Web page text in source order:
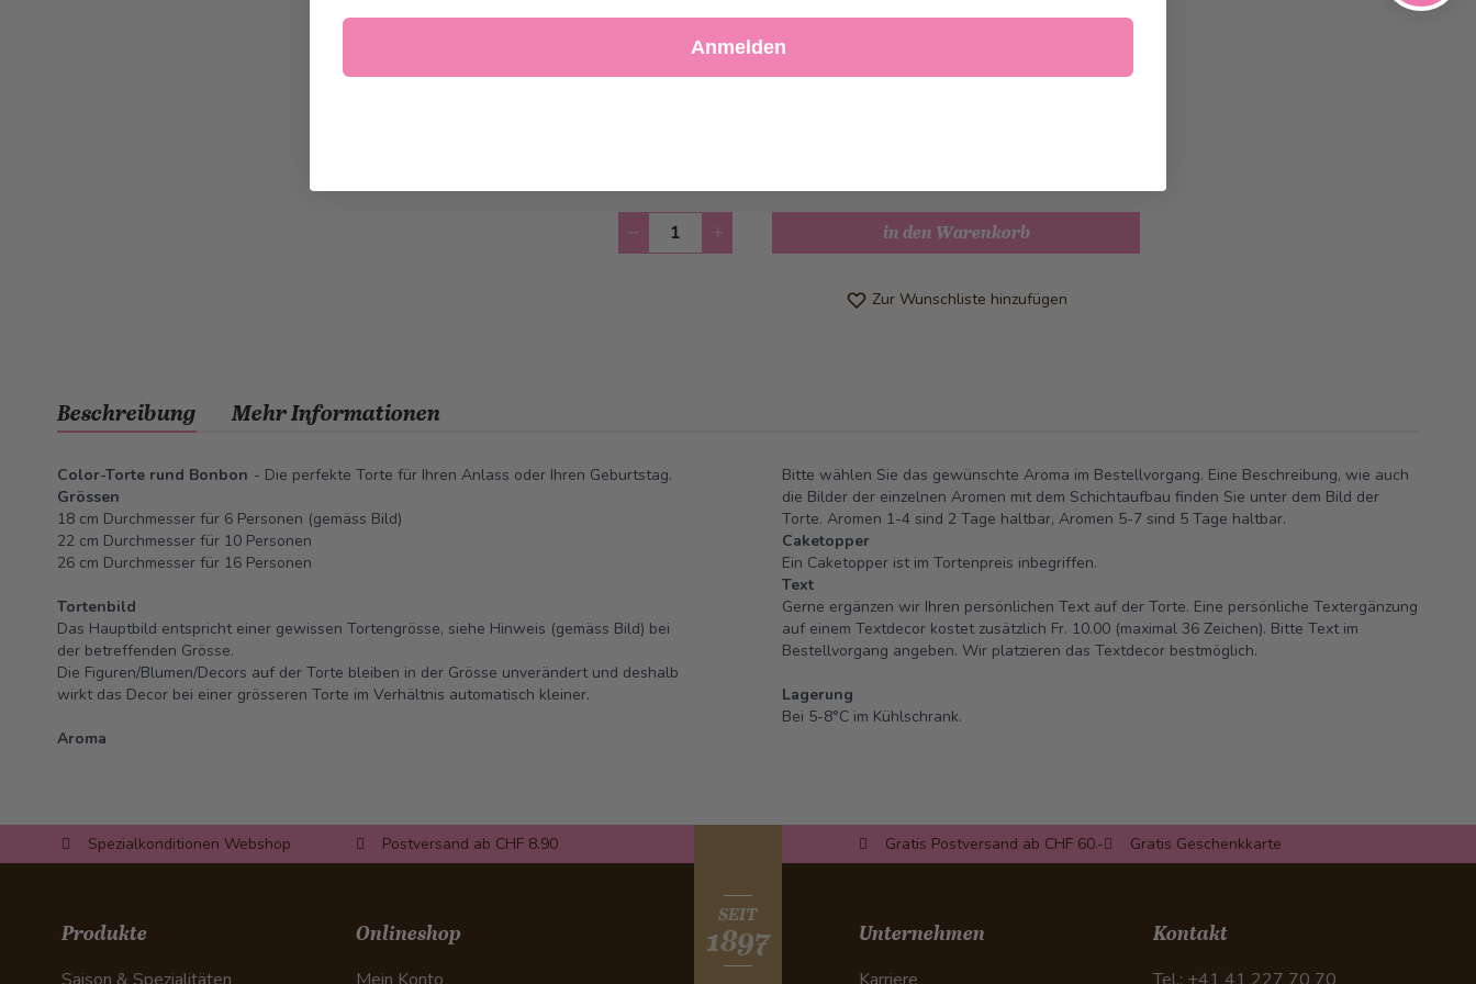
Abholung abDienstag, 11.08.2026
in den Warenkorb
Zur Wunschliste hinzufügen
Beschreibung
Color-Torte rund Bonbon - Die perfekte Torte für Ihren Anlass oder Ihren Geburtstag.
Grössen
18 cm Durchmesser für 6 Personen (gemäss Bild)
22 cm Durchmesser für 10 Personen
26 cm Durchmesser für 16 Personen
Tortenbild
Das Hauptbild entspricht einer gewissen Tortengrösse, siehe Hinweis (gemäss Bild) bei
der betreffenden Grösse.
Die Figuren/Blumen/Decors auf der Torte bleiben in der Grösse unverändert und deshalb
wirkt das Decor bei einer grösseren Torte im Verhältnis automatisch kleiner.
Aroma
Bitte wählen Sie das gewünschte Aroma im Bestellvorgang. Eine Beschreibung, wie auch
die Bilder der einzelnen Aromen mit dem Schichtaufbau finden Sie unter dem Bild der
Torte. Aromen 1-4 sind 2 Tage haltbar, Aromen 5-7 sind 5 Tage haltbar.
Caketopper
Ein Caketopper ist im Tortenpreis inbegriffen.
Text
Gerne ergänzen wir Ihren persönlichen Text auf der Torte. Eine persönliche Textergänzung
auf einem Textdecor kostet zusätzlich Fr. 10.00 (maximal 36 Zeichen). Bitte Text im
Bestellvorgang angeben. Wir platzieren das Textdecor bestmöglich.
Lagerung
Bei 5-8°C im Kühlschrank.
Mehr Informationen
Spezialkonditionen Webshop Postversand ab CHF 8.90 Gratis Postversand ab CHF 60.- Gratis Geschenkkarte
SEIT
1897
Produkte
Onlineshop
Unternehmen
Kontakt
Akzeptieren
Einstellungen anpassen
Anmelden